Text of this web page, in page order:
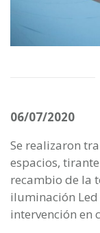
06/07/2020
Se realizaron
espacios,
recambio de la
iluminación
intervención en